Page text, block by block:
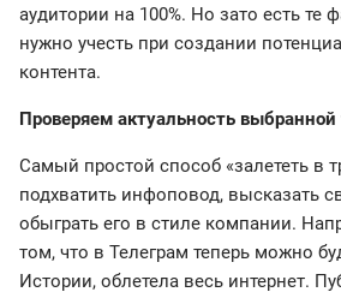
аудитории на 100%. Но зато есть те
нужно учесть при создании
контента.
Проверяем актуальность
Самый простой способ «залететь в
подхватить инфоповод, высказать
обыграть его в стиле компании.
том, что в Телеграм теперь можно
Истории, облетела весь интернет.